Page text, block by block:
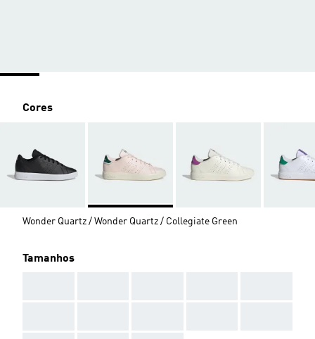
Cores
Wonder Quartz / Wonder Quartz / Collegiate Green
Tamanhos